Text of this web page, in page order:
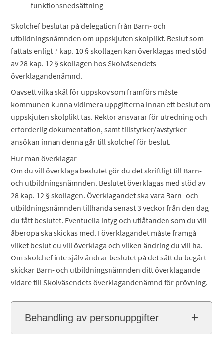
funktionsnedsättning
Skolchef beslutar på delegation från Barn- och
utbildningsnämnden om uppskjuten skolplikt. Beslut som
fattats enligt 7 kap. 10 § skollagen kan överklagas med stöd
av 28 kap. 12 § skollagen hos Skolväsendets
överklagandenämnd.
Oavsett vilka skäl för uppskov som framförs måste
kommunen kunna vidimera uppgifterna innan ett beslut om
uppskjuten skolplikt tas. Rektor ansvarar för utredning och
erforderlig dokumentation, samt tillstyrker/avstyrker
ansökan innan denna går till skolchef för beslut.
Hur man överklagar
Om du vill överklaga beslutet gör du det skriftligt till Barn-
och utbildningsnämnden. Beslutet överklagas med stöd av
28 kap. 12 § skollagen. Överklagandet ska vara Barn- och
utbildningsnämnden tillhanda senast 3 veckor från den dag
du fått beslutet. Eventuella intyg och utlåtanden som du vill
åberopa ska skickas med. I överklagandet måste framgå
vilket beslut du vill överklaga och vilken ändring du vill ha.
Om skolchef inte själv ändrar beslutet på det sätt du begärt
skickar Barn- och utbildningsnämnden ditt överklagande
vidare till Skolväsendets överklagandenämnd för prövning.
Behandling av personuppgifter